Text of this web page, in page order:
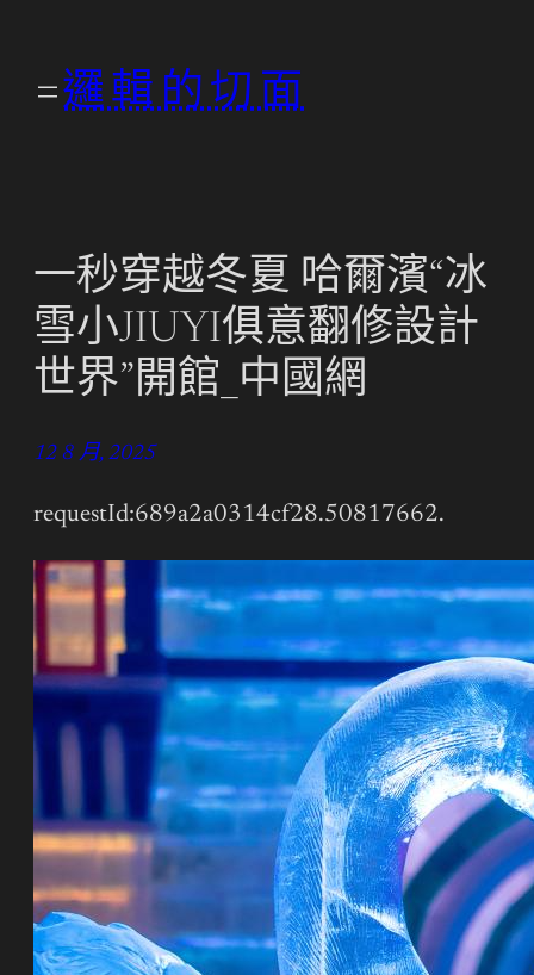
邏輯的切面
一秒穿越冬夏 哈爾濱“冰
雪小JIUYI俱意翻修設計
世界”開館_中國網
12 8 月, 2025
requestId:689a2a0314cf28.50817662.